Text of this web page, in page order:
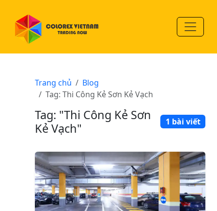
Trang chủ
Blog
Tag: Thi Công Kẻ Sơn Kẻ Vạch
Tag: "Thi Công Kẻ Sơn
Kẻ Vạch"
1 bài viết